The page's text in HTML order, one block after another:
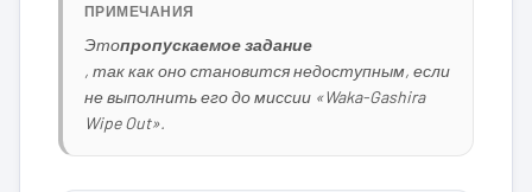
ПРИМЕЧАНИЯ
Этопропускаемое задание
, так как оно становится недоступным, если
не выполнить его до миссии «Waka-Gashira
Wipe Out».